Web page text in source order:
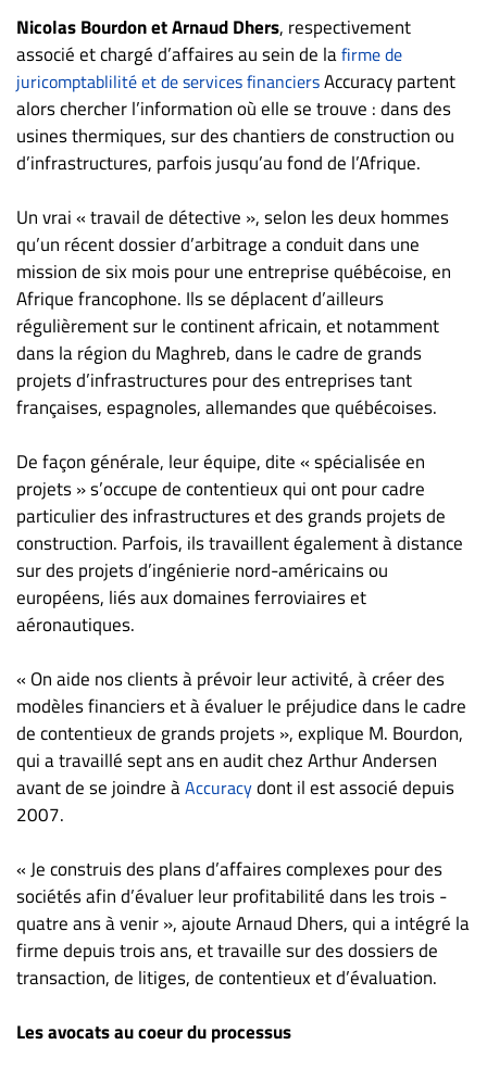
TROUVEZ-
NOUS
Nous
joindre
À
Infolettre
S’abonner
FAQ
Politique de
confidentialité
Nicolas Bourdon et Arnaud Dhers, respectivement
associé et chargé d’affaires au sein de lafirme de
juricomptablilité et de services financiersAccuracy partent
alors chercher l’information où elle se trouve : dans des
usines thermiques, sur des chantiers de construction ou
d’infrastructures, parfois jusqu’au fond de l’Afrique.
Un vrai « travail de détective », selon les deux hommes
qu’un récent dossier d’arbitrage a conduit dans une
mission de six mois pour une entreprise québécoise, en
Afrique francophone. Ils se déplacent d’ailleurs
régulièrement sur le continent africain, et notamment
dans la région du Maghreb, dans le cadre de grands
projets d’infrastructures pour des entreprises tant
françaises, espagnoles, allemandes que québécoises.
De façon générale, leur équipe, dite « spécialisée en
projets » s’occupe de contentieux qui ont pour cadre
particulier des infrastructures et des grands projets de
construction. Parfois, ils travaillent également à distance
sur des projets d’ingénierie nord-américains ou
européens, liés aux domaines ferroviaires et
aéronautiques.
« On aide nos clients à prévoir leur activité, à créer des
modèles financiers et à évaluer le préjudice dans le cadre
de contentieux de grands projets », explique M. Bourdon,
qui a travaillé sept ans en audit chez Arthur Andersen
avant de se joindre àAccuracydont il est associé depuis
2007.
« Je construis des plans d’affaires complexes pour des
sociétés afin d’évaluer leur profitabilité dans les trois -
quatre ans à venir », ajoute Arnaud Dhers, qui a intégré la
firme depuis trois ans, et travaille sur des dossiers de
transaction, de litiges, de contentieux et d’évaluation.
Les avocats au coeur du processus